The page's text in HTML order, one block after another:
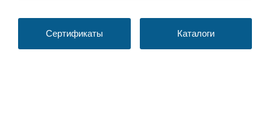
Сертификаты Каталоги